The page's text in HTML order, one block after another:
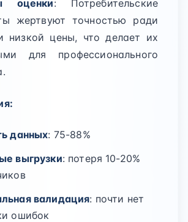
оценки: Потребительские
жертвуют точностью ради
низкой цены, что делает их
для профессионального
данных: 75-88%
выгрузки: потеря 10-20%
валидация: почти нет
ошибок